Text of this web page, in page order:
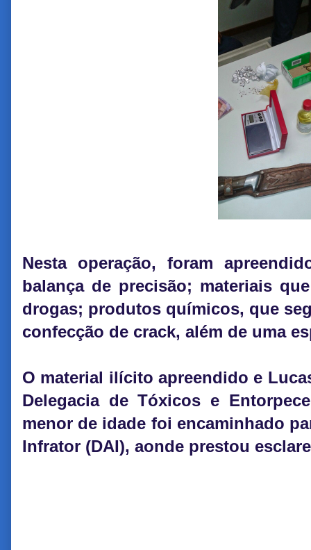
Nesta operação, foram
balança de precisão; materiais
drogas; produtos químicos, que
confecção de crack, além de uma
O material ilícito apreendido e
Delegacia de Tóxicos e
menor de idade foi encaminhado
Infrator (DAI), aonde prestou